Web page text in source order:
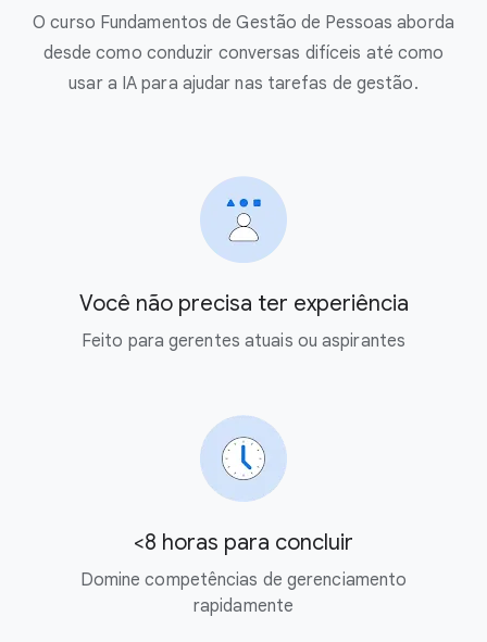
O curso Fundamentos de Gestão de Pessoas aborda
desde como conduzir conversas difíceis até como
usar a IA para ajudar nas tarefas de gestão.
Você não precisa ter experiência
Feito para gerentes atuais ou aspirantes
<8 horas para concluir
Domine competências de gerenciamento
rapidamente